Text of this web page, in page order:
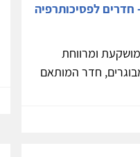
חדרים לפסיכותרפיה
ומרווחת
חדר המותאם